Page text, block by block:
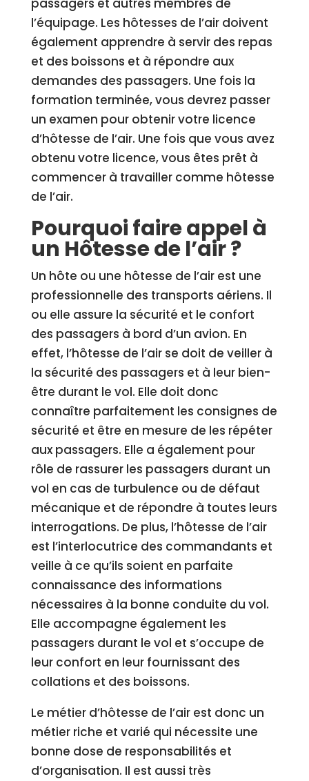
passagers et autres membres de
l’équipage. Les hôtesses de l’air doivent
également apprendre à servir des repas
et des boissons et à répondre aux
demandes des passagers. Une fois la
formation terminée, vous devrez passer
un examen pour obtenir votre licence
d’hôtesse de l’air. Une fois que vous avez
obtenu votre licence, vous êtes prêt à
commencer à travailler comme hôtesse
de l’air.
Pourquoi faire appel à
un Hôtesse de l’air ?
Un hôte ou une hôtesse de l’air est une
professionnelle des transports aériens. Il
ou elle assure la sécurité et le confort
des passagers à bord d’un avion. En
effet, l’hôtesse de l’air se doit de veiller à
la sécurité des passagers et à leur bien-
être durant le vol. Elle doit donc
connaître parfaitement les consignes de
sécurité et être en mesure de les répéter
aux passagers. Elle a également pour
rôle de rassurer les passagers durant un
vol en cas de turbulence ou de défaut
mécanique et de répondre à toutes leurs
interrogations. De plus, l’hôtesse de l’air
est l’interlocutrice des commandants et
veille à ce qu’ils soient en parfaite
connaissance des informations
nécessaires à la bonne conduite du vol.
Elle accompagne également les
passagers durant le vol et s’occupe de
leur confort en leur fournissant des
collations et des boissons.
Le métier d’hôtesse de l’air est donc un
métier riche et varié qui nécessite une
bonne dose de responsabilités et
d’organisation. Il est aussi très